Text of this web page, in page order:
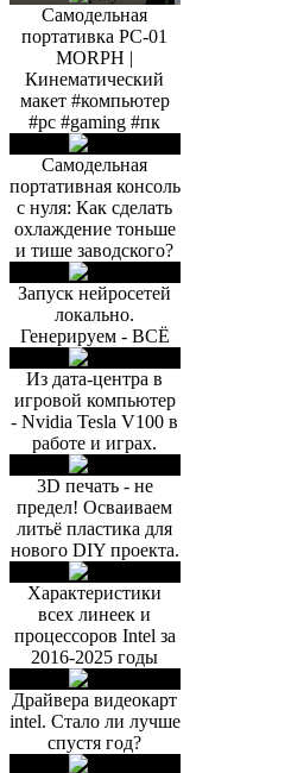
Самодельная
портативка PC-01
MORPH |
Кинематический
макет #компьютер
#pc #gaming #пк
Самодельная
портативная консоль
с нуля: Как сделать
охлаждение тоньше
и тише заводского?
Запуск нейросетей
локально.
Генерируем - ВСЁ
Из дата-центра в
игровой компьютер
- Nvidia Tesla V100 в
работе и играх.
3D печать - не
предел! Осваиваем
литьё пластика для
нового DIY проекта.
Характеристики
всех линеек и
процессоров Intel за
2016-2025 годы
Драйвера видеокарт
intel. Стало ли лучше
спустя год?